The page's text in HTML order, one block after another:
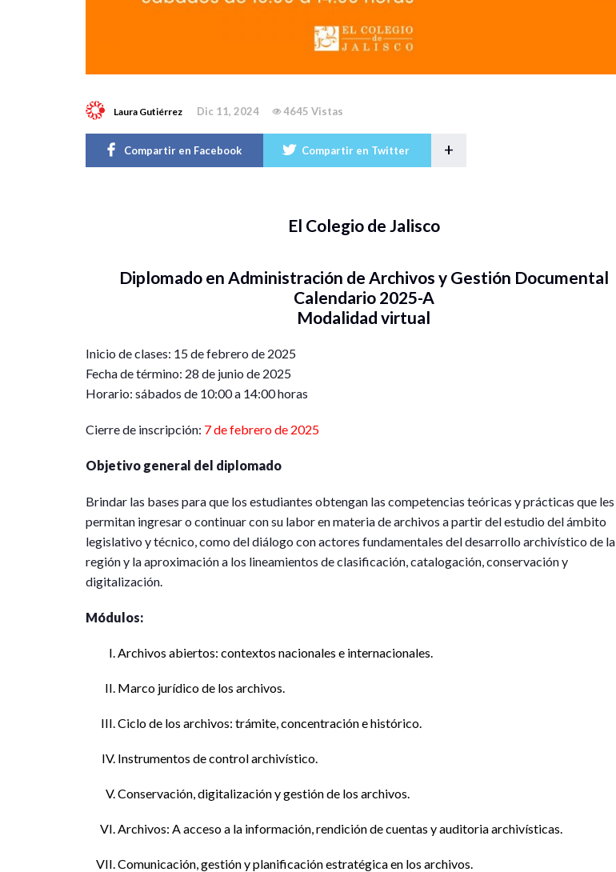
Laura Gutiérrez Dic 11, 2024 4645 Vistas
Compartir en Facebook Compartir en Twitter +
El Colegio de Jalisco
Diplomado en Administración de Archivos y Gestión Documental
Calendario 2025-A
Modalidad virtual
Inicio de clases: 15 de febrero de 2025
Fecha de término: 28 de junio de 2025
Horario: sábados de 10:00 a 14:00 horas
Cierre de inscripción: 7 de febrero de 2025
Objetivo general del diplomado
Brindar las bases para que los estudiantes obtengan las competencias teóricas y prácticas que les
permitan ingresar o continuar con su labor en materia de archivos a partir del estudio del ámbito
legislativo y técnico, como del diálogo con actores fundamentales del desarrollo archivístico de la
región y la aproximación a los lineamientos de clasificación, catalogación, conservación y
digitalización.
Módulos:
Archivos abiertos: contextos nacionales e internacionales.
Marco jurídico de los archivos.
Ciclo de los archivos: trámite, concentración e histórico.
Instrumentos de control archivístico.
Conservación, digitalización y gestión de los archivos.
Archivos: A acceso a la información, rendición de cuentas y auditoria archivísticas.
Comunicación, gestión y planificación estratégica en los archivos.